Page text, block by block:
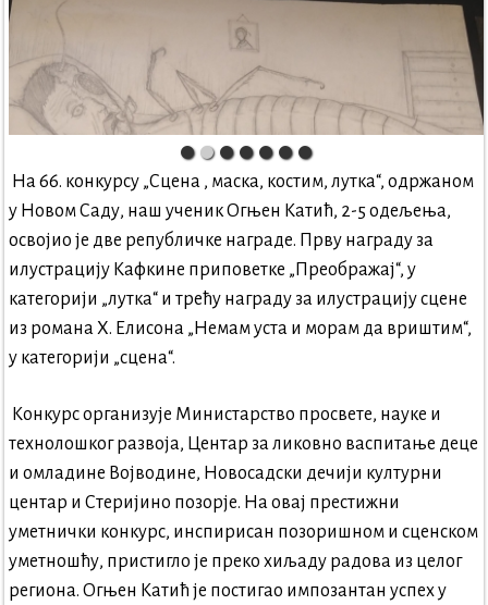
На 66. конкурсу „Сцена , маска, костим, лутка“, одржаном
у Новом Саду, наш ученик Огњен Катић, 2-5 одељења,
освојио је две републичке награде. Прву награду за
илустрацију Кафкине приповетке „Преображај“, у
категорији „лутка“ и трећу награду за илустрацију сцене
из романа Х. Елисона „Немам уста и морам да вриштим“,
у категорији „сцена“.
Конкурс организује Министарство просвете, науке и
технолошког развоја, Центар за ликовно васпитање деце
и омладине Војводине, Новосадски дечији културни
центар и Стеријино позорје. На овај престижни
уметнички конкурс, инспирисан позоришном и сценском
уметношћу, пристигло је преко хиљаду радова из целог
региона. Огњен Катић је постигао импозантан успех у